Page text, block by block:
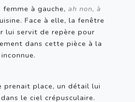
femme à gauche, ah non, à
Face à elle, la fenêtre
lui servit de repère pour
dans cette pièce à la
prenait place, un détail lui